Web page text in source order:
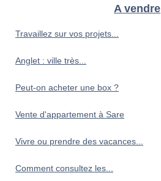
A vendre
Travaillez sur vos projets...
Anglet : ville très...
Peut-on acheter une box ?
Vente d'appartement à Sare
Vivre ou prendre des vacances...
Comment consultez les...